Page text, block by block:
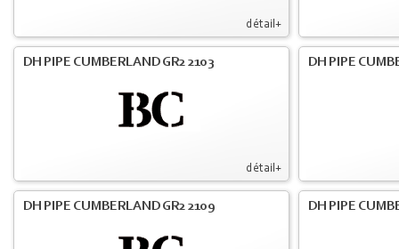
détail+
détail+
DH PIPE CUMBERLAND GR2 2103 DH PIPE
DH PIPE CUMBERLAND GR2 2109 DH PIPE